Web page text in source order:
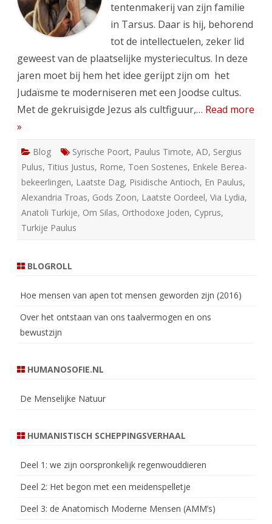
tentenmakerij van zijn familie
in Tarsus. Daar is hij, behorend
tot de intellectuelen, zeker lid
geweest van de plaatselijke mysteriecultus. In deze
jaren moet bij hem het idee gerijpt zijn om het
Judaïsme te moderniseren met een Joodse cultus.
Met de gekruisigde Jezus als cultfiguur,… Read more
»
Blog Syrische Poort, Paulus Timote, AD, Sergius
Pulus, Titius Justus, Rome, Toen Sostenes, Enkele Berea-
bekeerlingen, Laatste Dag, Pisidische Antioch, En Paulus,
Alexandria Troas, Gods Zoon, Laatste Oordeel, Via Lydia,
Anatoli Turkije, Om Silas, Orthodoxe Joden, Cyprus,
Turkije Paulus
BLOGROLL
Hoe mensen van apen tot mensen geworden zijn (2016)
Over het ontstaan van ons taalvermogen en ons
bewustzijn
HUMANOSOFIE.NL
De Menselijke Natuur
HUMANISTISCH SCHEPPINGSVERHAAL
Deel 1: we zijn oorspronkelijk regenwouddieren
Deel 2: Het begon met een meidenspelletje
Deel 3: de Anatomisch Moderne Mensen (AMM’s)